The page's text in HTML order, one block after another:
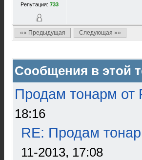
Репутация: 733
«« Предыдущая Следующая »»
Сообщения в этой
Продам тонарм от
18:16
RE: Продам
11-2013, 17:08